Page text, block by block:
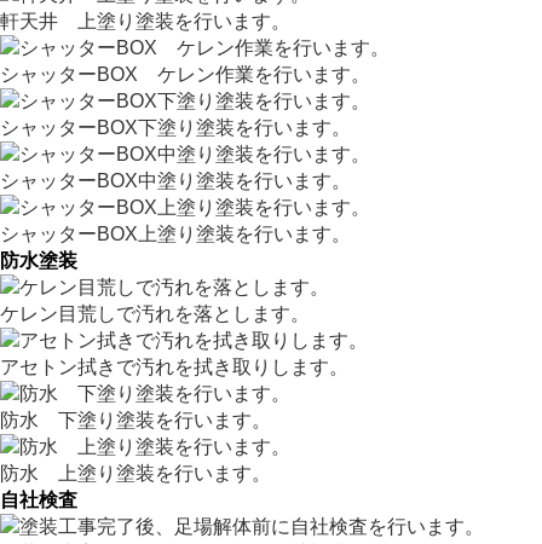
軒天井 上塗り塗装を行います。
シャッターBOX ケレン作業を行います。
シャッターBOX下塗り塗装を行います。
シャッターBOX中塗り塗装を行います。
シャッターBOX上塗り塗装を行います。
防水塗装
ケレン目荒しで汚れを落とします。
アセトン拭きで汚れを拭き取りします。
防水 下塗り塗装を行います。
防水 上塗り塗装を行います。
自社検査